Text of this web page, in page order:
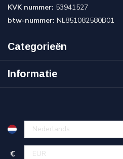
KVK nummer: 53941527
btw-nummer: NL851082580B01
Categorieën
Informatie
€